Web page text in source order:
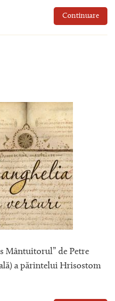
Continuare
Mântuitorul” de Petre
a părintelui Hrisostom